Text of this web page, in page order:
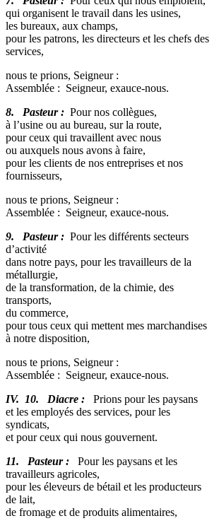
qui organisent le travail dans les usines,
les bureaux, aux champs,
pour les patrons, les directeurs et les chefs des
services,
nous te prions, Seigneur :
Assemblée : Seigneur, exauce-nous.
8. Pasteur : Pour nos collègues,
à l’usine ou au bureau, sur la route,
pour ceux qui travaillent avec nous
ou auxquels nous avons à faire,
pour les clients de nos entreprises et nos
fournisseurs,
nous te prions, Seigneur :
Assemblée : Seigneur, exauce-nous.
9. Pasteur : Pour les différents secteurs
d’activité
dans notre pays, pour les travailleurs de la
métallurgie,
de la transformation, de la chimie, des
transports,
du commerce,
pour tous ceux qui mettent mes marchandises
à notre disposition,
nous te prions, Seigneur :
Assemblée : Seigneur, exauce-nous.
IV. 10. Diacre : Prions pour les paysans
et les employés des services, pour les
syndicats,
et pour ceux qui nous gouvernent.
11. Pasteur : Pour les paysans et les
travailleurs agricoles,
pour les éleveurs de bétail et les producteurs
de lait,
de fromage et de produits alimentaires,